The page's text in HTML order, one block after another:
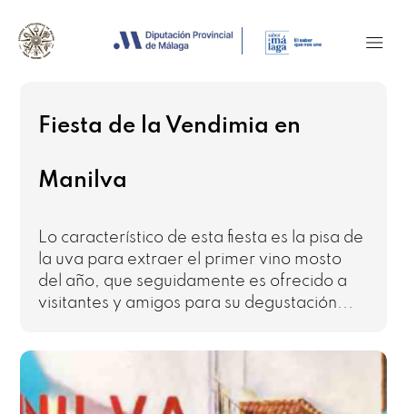
Fiesta de la Vendimia en
Manilva
Lo característico de esta fiesta es la pisa de
la uva para extraer el primer vino mosto
del año, que seguidamente es ofrecido a
visitantes y amigos para su degustación...